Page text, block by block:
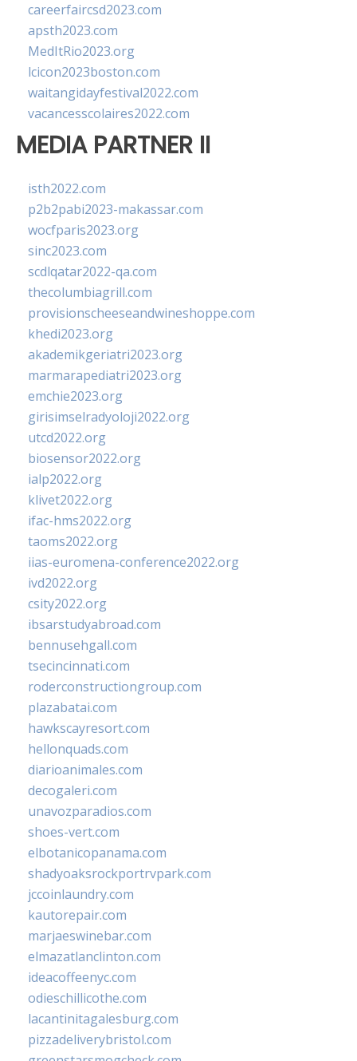
careerfaircsd2023.com
apsth2023.com
MedItRio2023.org
lcicon2023boston.com
waitangidayfestival2022.com
vacancesscolaires2022.com
MEDIA PARTNER II
isth2022.com
p2b2pabi2023-makassar.com
wocfparis2023.org
sinc2023.com
scdlqatar2022-qa.com
thecolumbiagrill.com
provisionscheeseandwineshoppe.com
khedi2023.org
akademikgeriatri2023.org
marmarapediatri2023.org
emchie2023.org
girisimselradyoloji2022.org
utcd2022.org
biosensor2022.org
ialp2022.org
klivet2022.org
ifac-hms2022.org
taoms2022.org
iias-euromena-conference2022.org
ivd2022.org
csity2022.org
ibsarstudyabroad.com
bennusehgall.com
tsecincinnati.com
roderconstructiongroup.com
plazabatai.com
hawkscayresort.com
hellonquads.com
diarioanimales.com
decogaleri.com
unavozparadios.com
shoes-vert.com
elbotanicopanama.com
shadyoaksrockportrvpark.com
jccoinlaundry.com
kautorepair.com
marjaeswinebar.com
elmazatlanclinton.com
ideacoffeenyc.com
odieschillicothe.com
lacantinitagalesburg.com
pizzadeliverybristol.com